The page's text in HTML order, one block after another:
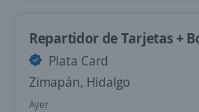
Repartidor de Tarjetas +
Plata Card
Zimapán, Hidalgo
Ayer